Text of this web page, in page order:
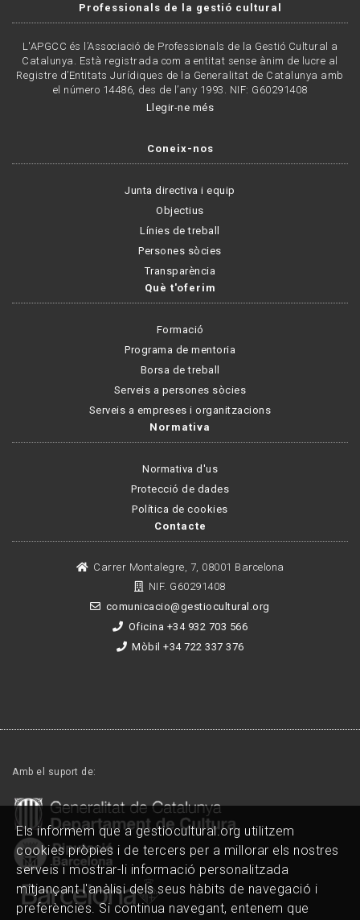
Professionals de la gestió cultural
L'APGCC és l’Associació de Professionals de la Gestió Cultural a
Catalunya. Està registrada com a entitat sense ànim de lucre al
Registre d’Entitats Jurídiques de la Generalitat de Catalunya amb
el número 14486, des de l’any 1993. NIF: G60291408
Llegir-ne més
Coneix-nos
Junta directiva i equip
Objectius
Línies de treball
Persones sòcies
Transparència
Què t'oferim
Formació
Programa de mentoria
Borsa de treball
Serveis a persones sòcies
Serveis a empreses i organitzacions
Normativa
Normativa d'us
Protecció de dades
Política de cookies
Contacte
Carrer Montalegre, 7, 08001 Barcelona
NIF. G60291408
comunicacio@gestiocultural.org
Oficina +34 932 703 566
Mòbil +34 722 337 376
Amb el suport de:
Els informem que a gestiocultural.org utilitzem
cookies pròpies i de tercers per a millorar els nostres
serveis i mostrar-li informació personalitzada
mitjançant l'anàlisi dels seus hàbits de navegació i
preferències. Si continua navegant, entenem que